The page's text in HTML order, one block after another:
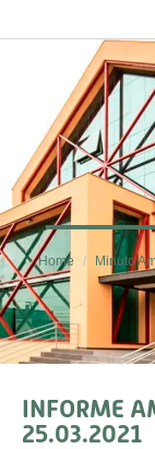
Home Minuto
INFORME
25.03.2021